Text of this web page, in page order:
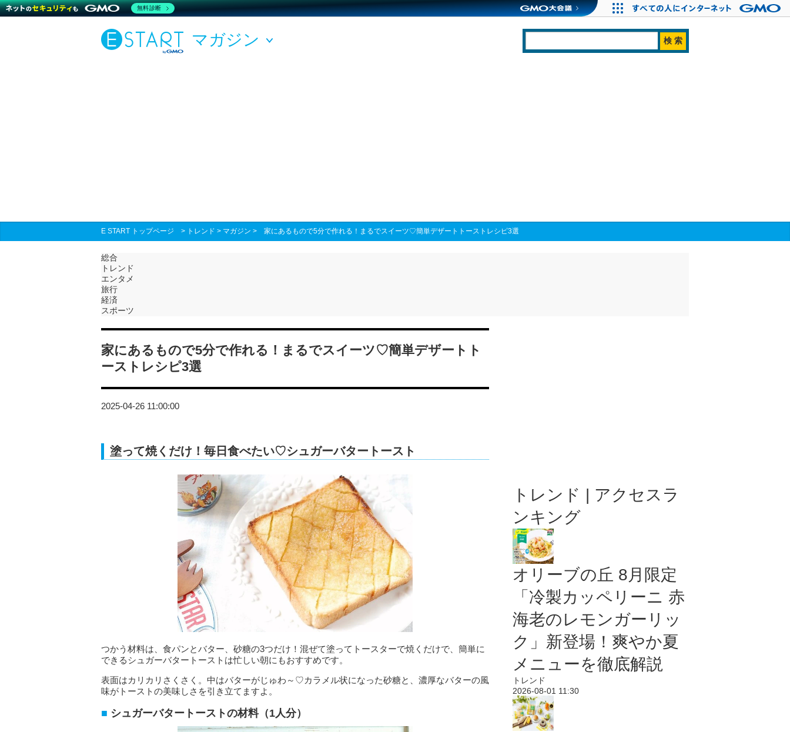
マガジン
E START トップページ > トレンド > マガジン > 家にあるもので5分で作れる！まるでスイーツ♡簡単デザートトーストレシピ3選
総合
トレンド
エンタメ
旅行
経済
スポーツ
家にあるもので5分で作れる！まるでスイーツ♡簡単デザートト
ーストレシピ3選
2025-04-26 11:00:00
塗って焼くだけ！毎日食べたい♡シュガーバタートースト
つかう材料は、食パンとバター、砂糖の3つだけ！混ぜて塗ってトースターで焼くだけで、簡単に
できるシュガーバタートーストは忙しい朝にもおすすめです。
表面はカリカリさくさく。中はバターがじゅわ～♡カラメル状になった砂糖と、濃厚なバターの風
味がトーストの美味しさを引き立てますよ。
シュガーバタートーストの材料（1人分）
トレンド | アクセスラ
ンキング
オリーブの丘 8月限定
「冷製カッペリーニ 赤
海老のレモンガーリッ
ク」新登場！爽やか夏
メニューを徹底解説
トレンド
2026-08-01 11:30
無料診断